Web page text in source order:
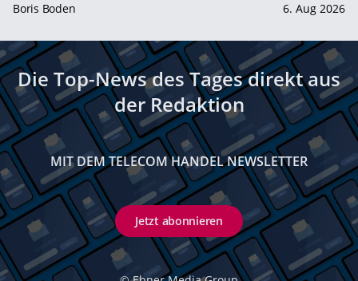
Boris Boden 6. Aug 2026
Die Top-News des Tages direkt aus
der Redaktion
MIT DEM TELECOM HANDEL NEWSLETTER
Jetzt abonnieren